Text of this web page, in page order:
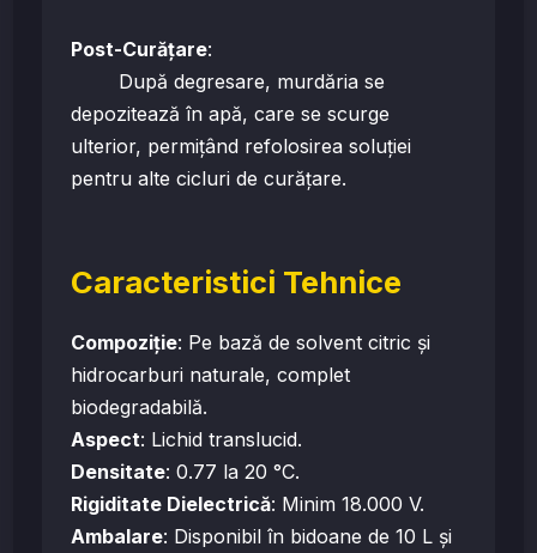
Post-Curățare:
După degresare, murdăria se
depozitează în apă, care se scurge
ulterior, permițând refolosirea soluției
pentru alte cicluri de curățare.
Caracteristici Tehnice
Compoziție: Pe bază de solvent citric și
hidrocarburi naturale, complet
biodegradabilă.
Aspect: Lichid translucid.
Densitate: 0.77 la 20 °C.
Rigiditate Dielectrică: Minim 18.000 V.
Ambalare: Disponibil în bidoane de 10 L și